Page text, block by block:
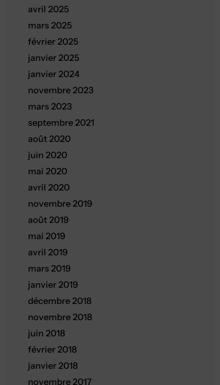
avril 2025
mars 2025
février 2025
janvier 2025
janvier 2024
novembre 2023
mars 2023
septembre 2021
août 2020
juin 2020
mai 2020
avril 2020
novembre 2019
août 2019
mai 2019
avril 2019
mars 2019
janvier 2019
décembre 2018
novembre 2018
juin 2018
février 2018
janvier 2018
novembre 2017